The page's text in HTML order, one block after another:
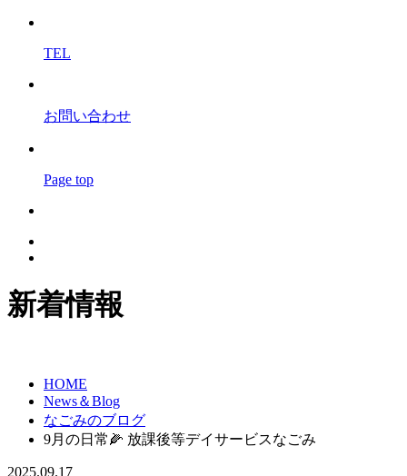
TEL
お問い合わせ
Page top
新着情報
HOME
News＆Blog
なごみのブログ
9月の日常🌽 放課後等デイサービスなごみ
2025.09.17